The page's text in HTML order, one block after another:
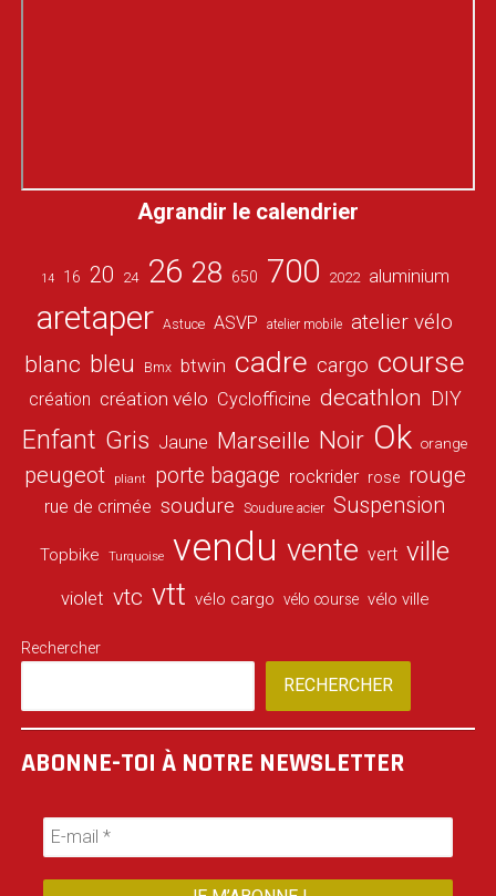
Agrandir le calendrier
14 16 20 24 26 28 650 700 2022 aluminium
aretaper Astuce ASVP atelier mobile atelier vélo
blanc bleu Bmx btwin cadre cargo course
création création vélo Cyclofficine decathlon DIY
Enfant Gris Jaune Marseille Noir Ok orange
peugeot pliant porte bagage rockrider rose rouge
rue de crimée soudure Soudure acier Suspension
Topbike Turquoise vendu vente vert ville
violet vtc vtt vélo cargo vélo course vélo ville
Rechercher
RECHERCHER
ABONNE-TOI À NOTRE NEWSLETTER